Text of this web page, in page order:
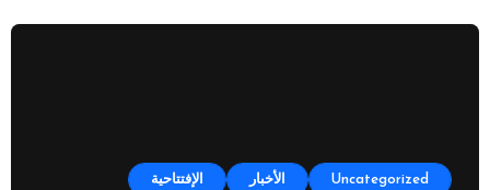
Uncategorized الأخبار الإفتتاحية